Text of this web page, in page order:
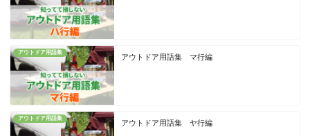
アウトドア用語集
アウトドア用語集 マ行編
アウトドア用語集
アウトドア用語集 ヤ行編